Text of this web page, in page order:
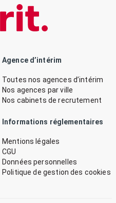
Agence d’intérim
Toutes nos agences d’intérim
Nos agences par ville
Nos cabinets de recrutement
Informations réglementaires
Mentions légales
CGU
Données personnelles
Politique de gestion des cookies